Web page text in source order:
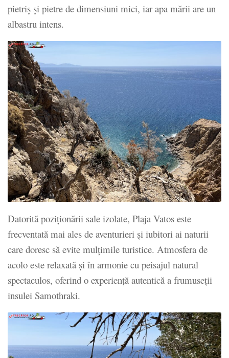
pietriș și pietre de dimensiuni mici, iar apa mării are un
albastru intens.
Datorită poziționării sale izolate, Plaja Vatos este
frecventată mai ales de aventurieri și iubitori ai naturii
care doresc să evite mulțimile turistice. Atmosfera de
acolo este relaxată și în armonie cu peisajul natural
spectaculos, oferind o experiență autentică a frumuseții
insulei Samothraki.